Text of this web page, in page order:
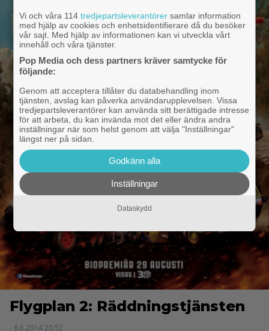
Flygplan 2: Räddningstjänsten
- 8.6.2014 20:52
Vi och våra 114tredjepartsleverantörer samlar information
med hjälp av cookies och enhetsidentifierare då du besöker
vår sajt. Med hjälp av informationen kan vi utveckla vårt
innehåll och våra tjänster.
Pop Media och dess partners kräver samtycke för
följande:
Genom att acceptera tillåter du databehandling inom
tjänsten, avslag kan påverka användarupplevelsen. Vissa
tredjepartsleverantörer kan använda sitt berättigade intresse
för att arbeta, du kan invända mot det eller ändra andra
inställningar när som helst genom att välja "Inställningar"
längst ner på sidan.
Godkänn alla
Inställningar
Dataskydd